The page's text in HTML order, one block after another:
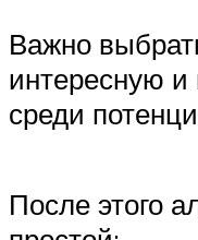
Важно
интересную и
среди
После этого